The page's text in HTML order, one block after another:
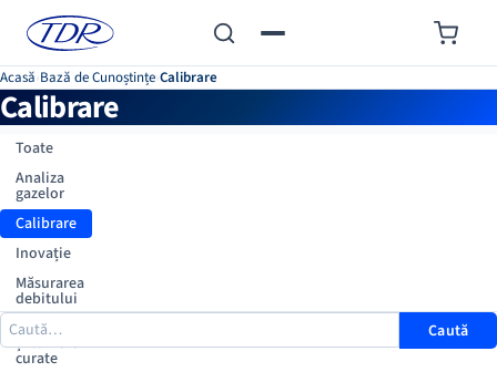
Acasă›Bază de Cunoștințe›Calibrare
Calibrare
Toate
Analiza
gazelor
Calibrare
Inovație
Măsurarea
debitului
Monitorizare
și camere
curate
Caută